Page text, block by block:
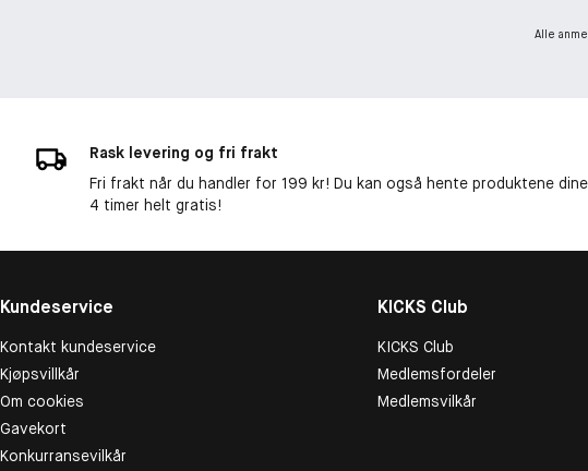
Alle
Rask levering og fri frakt
Fri frakt når du handler for 199 kr! Du kan også hente produktene
4 timer helt gratis!
Kundeservice
Kontakt kundeservice
Kjøpsvillkår
Om cookies
Gavekort
Konkurransevilkår
KICKS Club
KICKS Club
Medlemsfordeler
Medlemsvilkår